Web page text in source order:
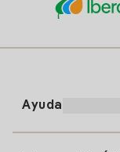
Ayuda